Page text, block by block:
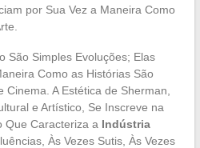
por Sua Vez a Maneira Como
São Simples Evoluções; Elas
Como as Histórias São
A Estética de Sherman,
e Artístico, Se Inscreve na
Que Caracteriza a Indústria
Às Vezes Sutis, Às Vezes